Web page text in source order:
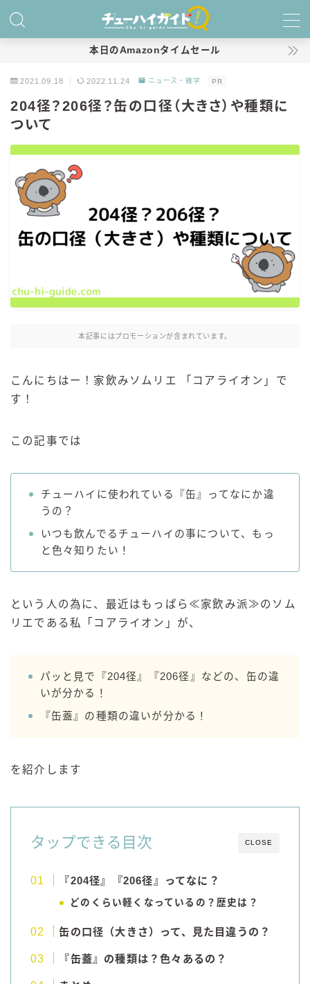
特集！
おすすめランキング！
商品レビュー
氷結
氷結 ストロング
麒麟特製サワー
スミノフ セルツァー
ー196℃ ストロングゼロ
CRAFT－196℃
こだわり酒場
ほろよい
BAR Pomum（バー・ポームム）
トリスハイボール
ジムビームハイボール
アサヒ
贅沢搾り
ザ・カクテルクラフト
月庵
FRUITZER (フルーツァー）
サッポロ
濃いめのレモンサワー
99.99（フォーナイン）
レモン・ザ・リッチ
男梅サワー
本日のAmazonタイムセール
2021.09.18 2022.11.24 ニュース・雑学 PR
204径？206径？缶の口径（大きさ）や種類に
ついて
本記事にはプロモーションが含まれています。
こんにちはー！家飲みソムリエ 「コアライオン」で
す！
この記事では
チューハイに使われている『缶』ってなにか違
うの？
いつも飲んでるチューハイの事について、もっ
と色々知りたい！
という人の為に、最近はもっぱら≪家飲み派≫のソム
リエである私「コアライオン」が、
パッと見で『204径』『206径』などの、缶の違
いが分かる！
『缶蓋』の種類の違いが分かる！
を紹介します
CLOSE
タップできる目次
『204径』『206径』ってなに？
どのくらい軽くなっているの？歴史は？
缶の口径（大きさ）って、見た目違うの？
『缶蓋』の種類は？色々あるの？